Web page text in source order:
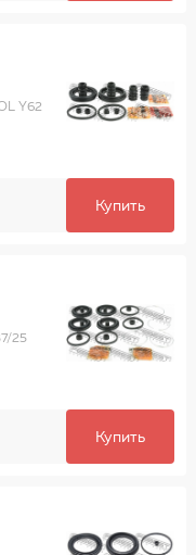
Y62
Купить
25
Купить